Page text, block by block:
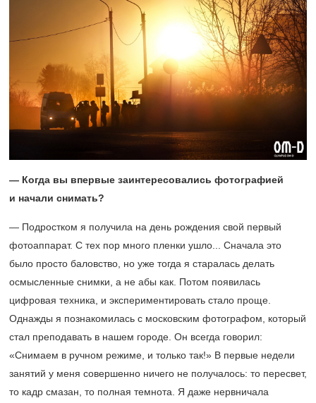
— Когда вы впервые заинтересовались фотографией
и начали снимать?
— Подростком я получила на день рождения свой первый
фотоаппарат. С тех пор много пленки ушло... Сначала это
было просто баловство, но уже тогда я старалась делать
осмысленные снимки, а не абы как. Потом появилась
цифровая техника, и экспериментировать стало проще.
Однажды я познакомилась с московским фотографом, который
стал преподавать в нашем городе. Он всегда говорил:
«Снимаем в ручном режиме, и только так!» В первые недели
занятий у меня совершенно ничего не получалось: то пересвет,
то кадр смазан, то полная темнота. Я даже нервничала